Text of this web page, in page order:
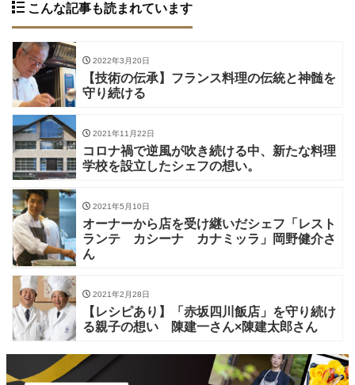
こんな記事も読まれています
2022年3月20日
【技術の伝承】フランス料理の伝統と神髄を
守り続ける
2021年11月22日
コロナ禍で逆風が吹き続ける中、新たな料理
学校を設立したシェフの想い。
2021年5月10日
オーナーから店を受け継いだシェフ「レスト
ランテ カシーナ カナミッラ」岡野健介さ
ん
2021年2月28日
【レシピあり】「赤坂四川飯店」を守り続け
る親子の想い 陳建一さん×陳建太郎さん